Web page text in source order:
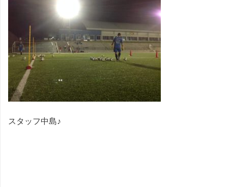
スタッフ中島♪